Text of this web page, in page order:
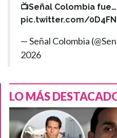
📺Señal Colombia fue…
pic.twitter.com/
— Señal Colombia
2026
LO MÁS